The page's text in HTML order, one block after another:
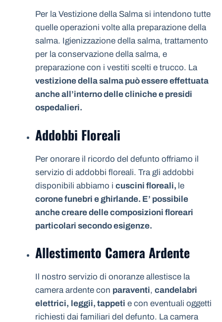
Per la Vestizione della Salma si intendono tutte
quelle operazioni volte alla preparazione della
salma. Igienizzazione della salma, trattamento
per la conservazione della salma, e
preparazione con i vestiti scelti e trucco. La
vestizione della salma può essere effettuata
anche all’interno delle cliniche e presidi
ospedalieri.
Addobbi Floreali
Per onorare il ricordo del defunto offriamo il
servizio di addobbi floreali. Tra gli addobbi
disponibili abbiamo i cuscini floreali, le
corone funebri e ghirlande. E’ possibile
anche creare delle composizioni floreari
particolari secondo esigenze.
Allestimento Camera Ardente
Il nostro servizio di onoranze allestisce la
camera ardente con paraventi, candelabri
elettrici, leggii, tappeti e con eventuali oggetti
richiesti dai familiari del defunto. La camera